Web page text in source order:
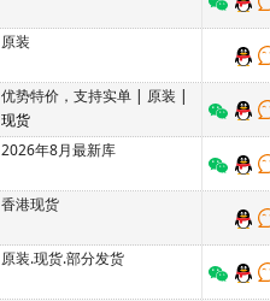
原装
优势特价，支持实单 | 原装 |
现货
2026年8月最新库
香港现货
原装.现货.部分发货